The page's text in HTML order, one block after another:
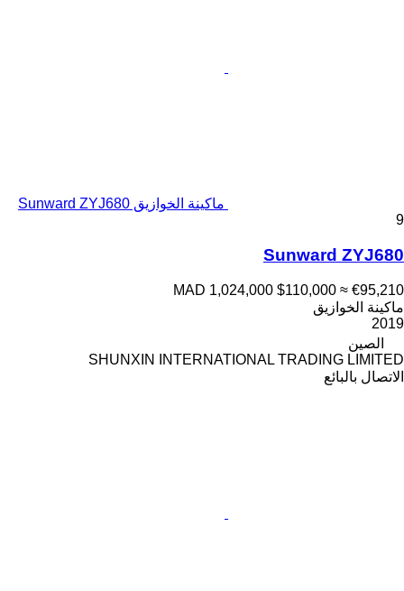
ماكينة الخوازيق Sunward ZYJ680
9
Sunward ZYJ680
MAD 1,024,000 $110,000 ≈ €95,210
ماكينة الخوازيق
2019
الصين
SHUNXIN INTERNATIONAL TRADING LIMITED
الاتصال بالبائع